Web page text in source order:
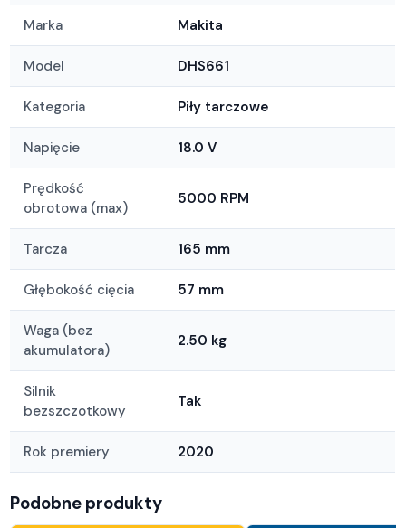
Marka Makita
Model DHS661
Kategoria Piły tarczowe
Napięcie 18.0 V
Prędkość
obrotowa (max)
5000 RPM
Tarcza 165 mm
Głębokość cięcia 57 mm
Waga (bez
akumulatora)
2.50 kg
Silnik
bezszczotkowy
Tak
Rok premiery 2020
Podobne produkty